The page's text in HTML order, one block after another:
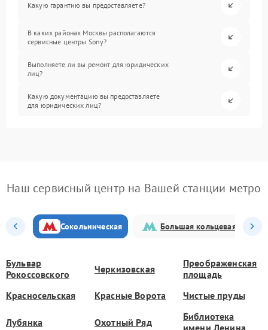
Какую гарантию вы предоставляете?
В каких районах Москвы располагаются
сервисные центры Sony?
Выполняете ли вы ремонт для юридических
лиц?
Какую документацию вы предоставляете
для юридических лиц?
Наш сервисный центр на Вашей станции метро
Сокольническая Большая кольцевая
Бульвар
Рокоссовского
Черкизовская
Преображенская
площадь
Красносельская
Красные Ворота Чистые пруды
Лубянка Охотный Ряд
Библиотека
имени Ленина